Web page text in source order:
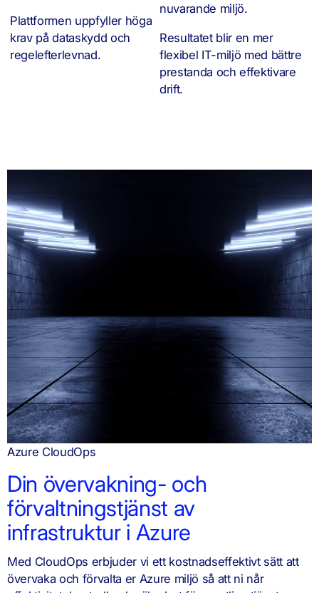
Plattformen uppfyller höga
krav på dataskydd och
regelefterlevnad.
nuvarande miljö.
Resultatet blir en mer
flexibel IT-miljö med bättre
prestanda och effektivare
drift.
Azure CloudOps
Din övervakning- och
förvaltningstjänst av
infrastruktur i Azure
Med CloudOps erbjuder vi ett kostnadseffektivt sätt att
övervaka och förvalta er Azure miljö så att ni når